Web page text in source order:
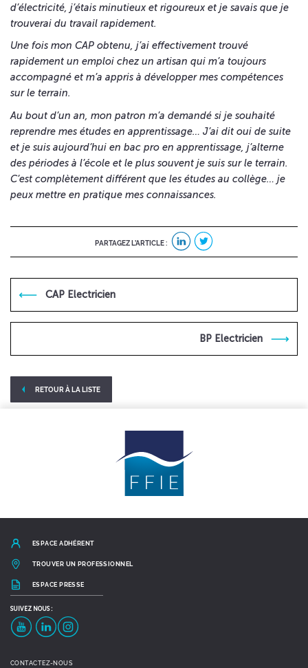
d’électricité, j’étais minutieux et rigoureux et je savais que je
trouverai du travail rapidement.
Une fois mon CAP obtenu, j’ai effectivement trouvé
rapidement un emploi chez un artisan qui m’a toujours
accompagné et m’a appris à développer mes compétences
sur le terrain.
Au bout d’un an, mon patron m’a demandé si je souhaité
reprendre mes études en apprentissage… J’ai dit oui de suite
et je suis aujourd’hui en bac pro en apprentissage, j’alterne
des périodes à l’école et le plus souvent je suis sur le terrain.
C’est complètement différent que les études au collège… je
peux mettre en pratique mes connaissances.
PARTAGEZ L’ARTICLE :
CAP Electricien
BP Electricien
RETOUR À LA LISTE
ESPACE ADHÉRENT
TROUVER UN PROFESSIONNEL
ESPACE PRESSE
SUIVEZ NOUS :
CONTACTEZ-NOUS